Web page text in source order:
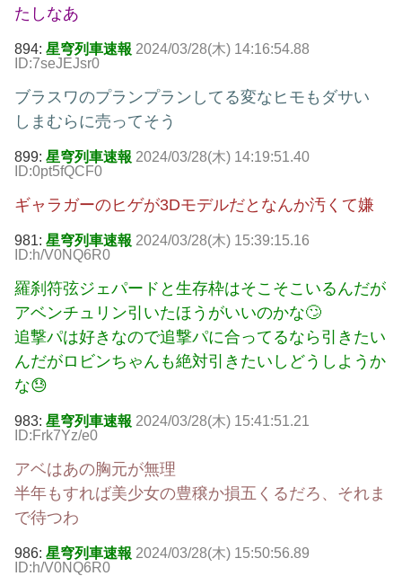
たしなあ
894: 星穹列車速報 2024/03/28(木) 14:16:54.88
ID:7seJEJsr0
ブラスワのプランプランしてる変なヒモもダサい
しまむらに売ってそう
899: 星穹列車速報 2024/03/28(木) 14:19:51.40
ID:0pt5fQCF0
ギャラガーのヒゲが3Dモデルだとなんか汚くて嫌
981: 星穹列車速報 2024/03/28(木) 15:39:15.16
ID:h/V0NQ6R0
羅刹符弦ジェパードと生存枠はそこそこいるんだが
アベンチュリン引いたほうがいいのかな🙄
追撃パは好きなので追撃パに合ってるなら引きたい
んだがロビンちゃんも絶対引きたいしどうしようか
な😓
983: 星穹列車速報 2024/03/28(木) 15:41:51.21
ID:Frk7Yz/e0
アベはあの胸元が無理
半年もすれば美少女の豊穣か損五くるだろ、それま
で待つわ
986: 星穹列車速報 2024/03/28(木) 15:50:56.89
ID:h/V0NQ6R0